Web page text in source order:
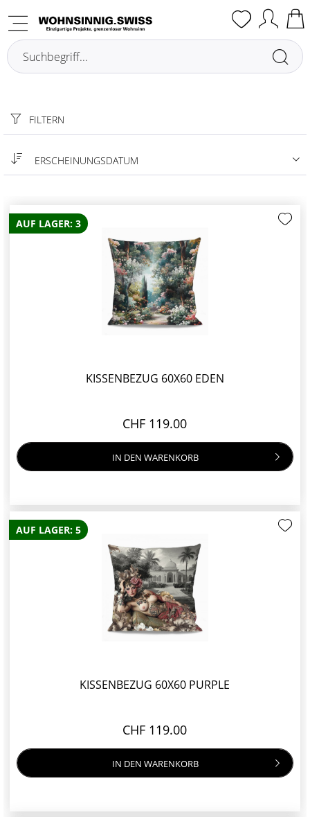
FILTERN
ERSCHEINUNGSDATUM
AUF LAGER: 3
KISSENBEZUG 60X60 EDEN
CHF 119.00
IN DEN WARENKORB
AUF LAGER: 5
KISSENBEZUG 60X60 PURPLE
CHF 119.00
IN DEN WARENKORB